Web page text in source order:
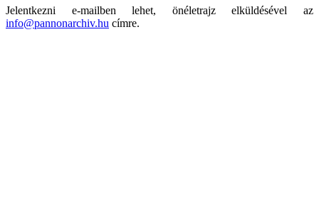
Jelentkezni e-mailben lehet, önéletrajz elküldésével az
info@pannonarchiv.hu címre.